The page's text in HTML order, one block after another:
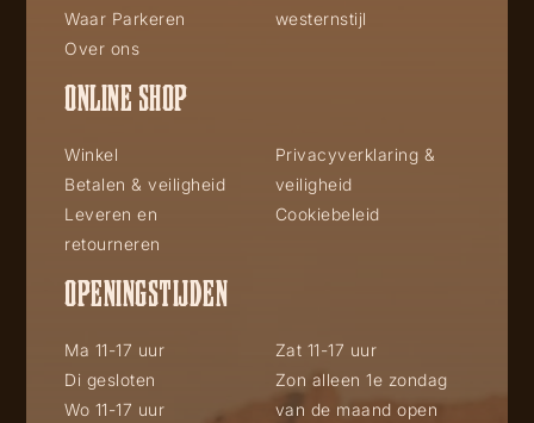
Waar Parkeren
Over ons
westernstijl
ONLINE SHOP
Winkel
Betalen & veiligheid
Leveren en
retourneren
Privacyverklaring &
veiligheid
Cookiebeleid
OPENINGSTIJDEN
Ma 11-17 uur
Di gesloten
Wo 11-17 uur
Zat 11-17 uur
Zon alleen 1e zondag
van de maand open